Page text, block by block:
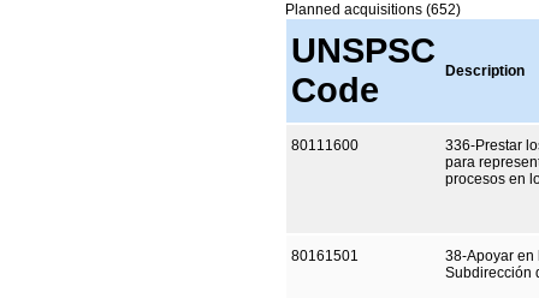
Planned acquisitions (652)
UNSPSC
Code
Description
80111600
336-Prestar
para
procesos en
80161501
38-Apoyar en
Subdirección